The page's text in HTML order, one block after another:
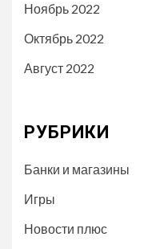
Ноябрь 2022
Октябрь 2022
Август 2022
РУБРИКИ
Банки и магазины
Игры
Новости плюс